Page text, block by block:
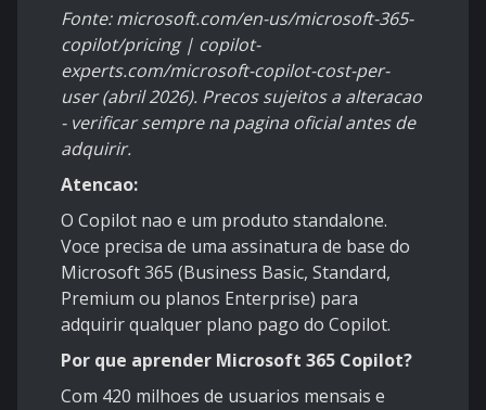
Fonte: microsoft.com/en-us/microsoft-365-
copilot/pricing | copilot-
experts.com/microsoft-copilot-cost-per-
user (abril 2026). Precos sujeitos a alteracao
- verificar sempre na pagina oficial antes de
adquirir.
Atencao:
O Copilot nao e um produto standalone.
Voce precisa de uma assinatura de base do
Microsoft 365 (Business Basic, Standard,
Premium ou planos Enterprise) para
adquirir qualquer plano pago do Copilot.
Por que aprender Microsoft 365 Copilot?
Com 420 milhoes de usuarios mensais e